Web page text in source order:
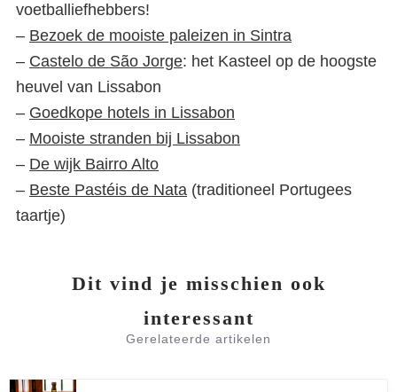
voetballiefhebbers!
– Bezoek de mooiste paleizen in Sintra
– Castelo de São Jorge: het Kasteel op de hoogste
heuvel van Lissabon
– Goedkope hotels in Lissabon
– Mooiste stranden bij Lissabon
– De wijk Bairro Alto
– Beste Pastéis de Nata (traditioneel Portugees
taartje)
Dit vind je misschien ook
interessant
Gerelateerde artikelen